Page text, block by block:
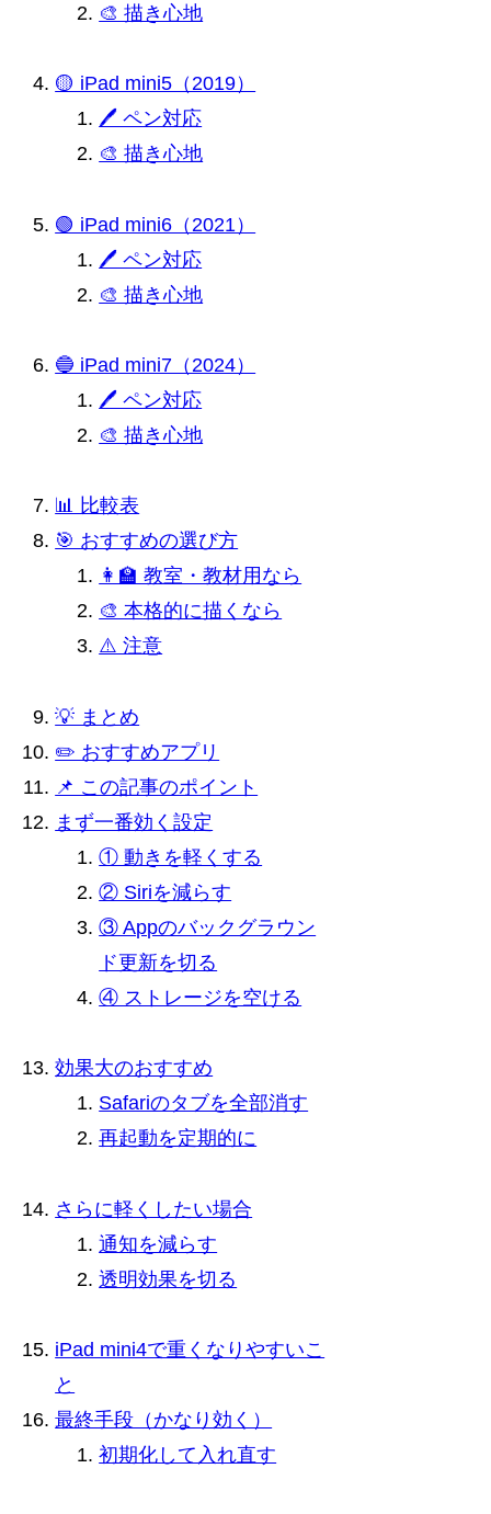
🎨 描き心地
🟡 iPad mini5（2019）
🖊 ペン対応
🎨 描き心地
🟢 iPad mini6（2021）
🖊 ペン対応
🎨 描き心地
🔵 iPad mini7（2024）
🖊 ペン対応
🎨 描き心地
📊 比較表
🎯 おすすめの選び方
👩‍🏫 教室・教材用なら
🎨 本格的に描くなら
⚠️ 注意
💡 まとめ
✏️ おすすめアプリ
📌 この記事のポイント
まず一番効く設定
① 動きを軽くする
② Siriを減らす
③ Appのバックグラウン
ド更新を切る
④ ストレージを空ける
効果大のおすすめ
Safariのタブを全部消す
再起動を定期的に
さらに軽くしたい場合
通知を減らす
透明効果を切る
iPad mini4で重くなりやすいこ
と
最終手段（かなり効く）
初期化して入れ直す